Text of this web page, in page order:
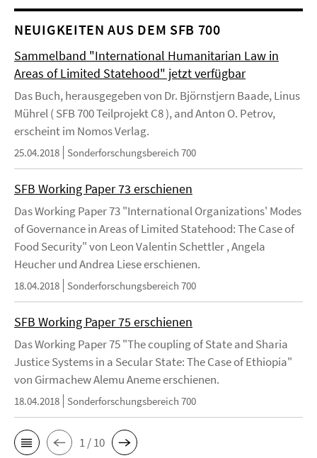
NEUIGKEITEN AUS DEM SFB 700
Sammelband "International Humanitarian Law in
Areas of Limited Statehood" jetzt verfügbar
Das Buch, herausgegeben von Dr. Björnstjern Baade, Linus
Mührel ( SFB 700 Teilprojekt C8 ), and Anton O. Petrov,
erscheint im Nomos Verlag.
25.04.2018 Sonderforschungsbereich 700
SFB Working Paper 73 erschienen
Das Working Paper 73 "International Organizations' Modes
of Governance in Areas of Limited Statehood: The Case of
Food Security" von Leon Valentin Schettler , Angela
Heucher und Andrea Liese erschienen.
18.04.2018 Sonderforschungsbereich 700
SFB Working Paper 75 erschienen
Das Working Paper 75 "The coupling of State and Sharia
Justice Systems in a Secular State: The Case of Ethiopia"
von Girmachew Alemu Aneme erschienen.
18.04.2018 Sonderforschungsbereich 700
1 / 10